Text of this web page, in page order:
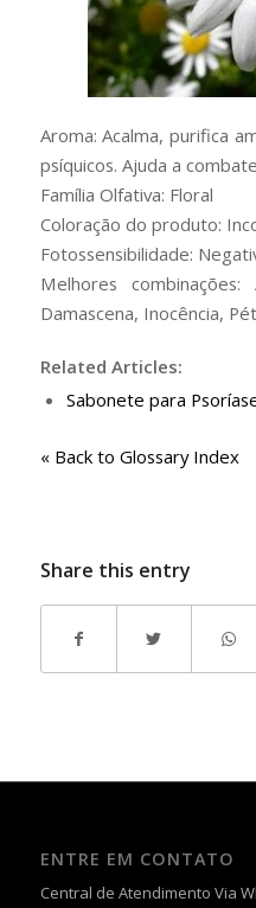
Aroma: Acalma, purifica
psíquicos. Ajuda a
Família Olfativa: Floral
Coloração do produto:
Fotossensibilidade:
Melhores
Damascena, Inocência,
Related Articles:
Sabonete para
« Back to Glossary Index
Share this entry
ENTRE EM CONTATO
Central de Atendimento Via